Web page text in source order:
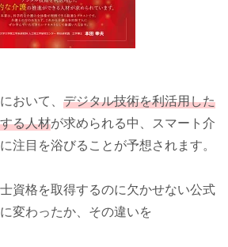
おいて、 デジタル技術を利活用した
る人材が求められる中、スマート介
注目を浴びることが予想されます。
資格を取得するのに欠かせない公式
変わったか、その違いを